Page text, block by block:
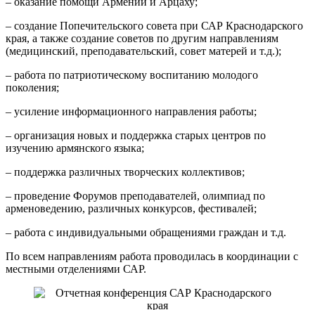
– создание Попечительского совета при САР Краснодарского
края, а также создание советов по другим направлениям
(медицинский, преподавательский, совет матерей и т.д.);
– работа по патриотическому воспитанию молодого
поколения;
– усиление информационного направления работы;
– организация новых и поддержка старых центров по
изучению армянского языка;
– поддержка различных творческих коллективов;
– проведение Форумов преподавателей, олимпиад по
арменоведению, различных конкурсов, фестивалей;
– работа с индивидуальными обращениями граждан и т.д.
По всем направлениям работа проводилась в координации с
местными отделениями САР.